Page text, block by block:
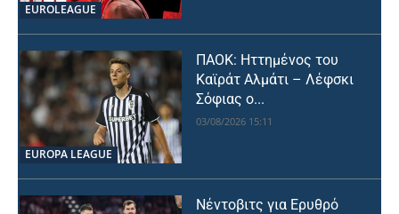
EUROLEAGUE
EUROPA LEAGUE
ΠΑΟΚ: Ηττημένος του
Καϊράτ Αλμάτι – Λέφσκι
Σόφιας ο...
03/08/2026 15:11
Νέντοβιτς για Ερυθρό